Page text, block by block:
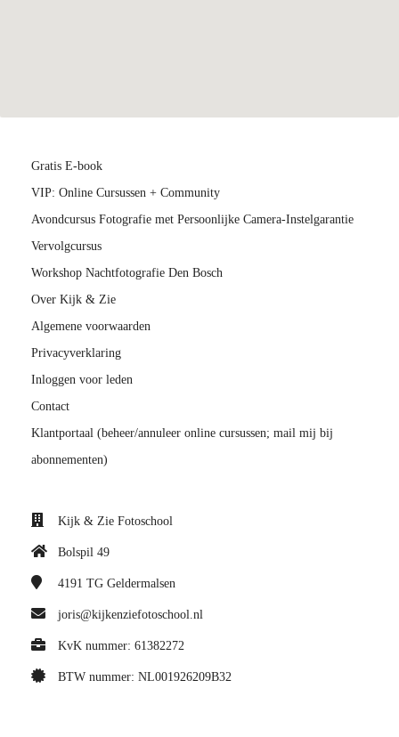
Gratis E-book
VIP: Online Cursussen + Community
Avondcursus Fotografie met Persoonlijke Camera-Instelgarantie
Vervolgcursus
Workshop Nachtfotografie Den Bosch
Over Kijk & Zie
Algemene voorwaarden
Privacyverklaring
Inloggen voor leden
Contact
Klantportaal (beheer/annuleer online cursussen; mail mij bij
abonnementen)
Kijk & Zie Fotoschool
Bolspil 49
4191 TG Geldermalsen
joris@kijkenziefotoschool.nl
KvK nummer: 61382272
BTW nummer: NL001926209B32